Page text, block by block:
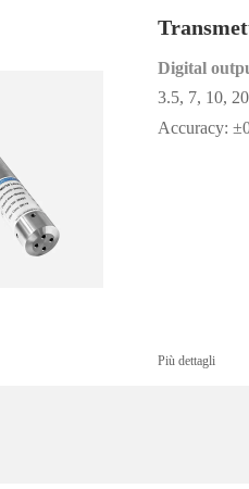
Digital
3.5, 7, 10,
Accuracy:
Più dettagli